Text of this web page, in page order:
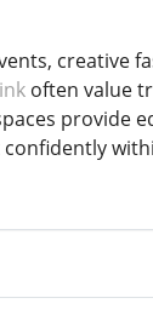
creative
often value
provide